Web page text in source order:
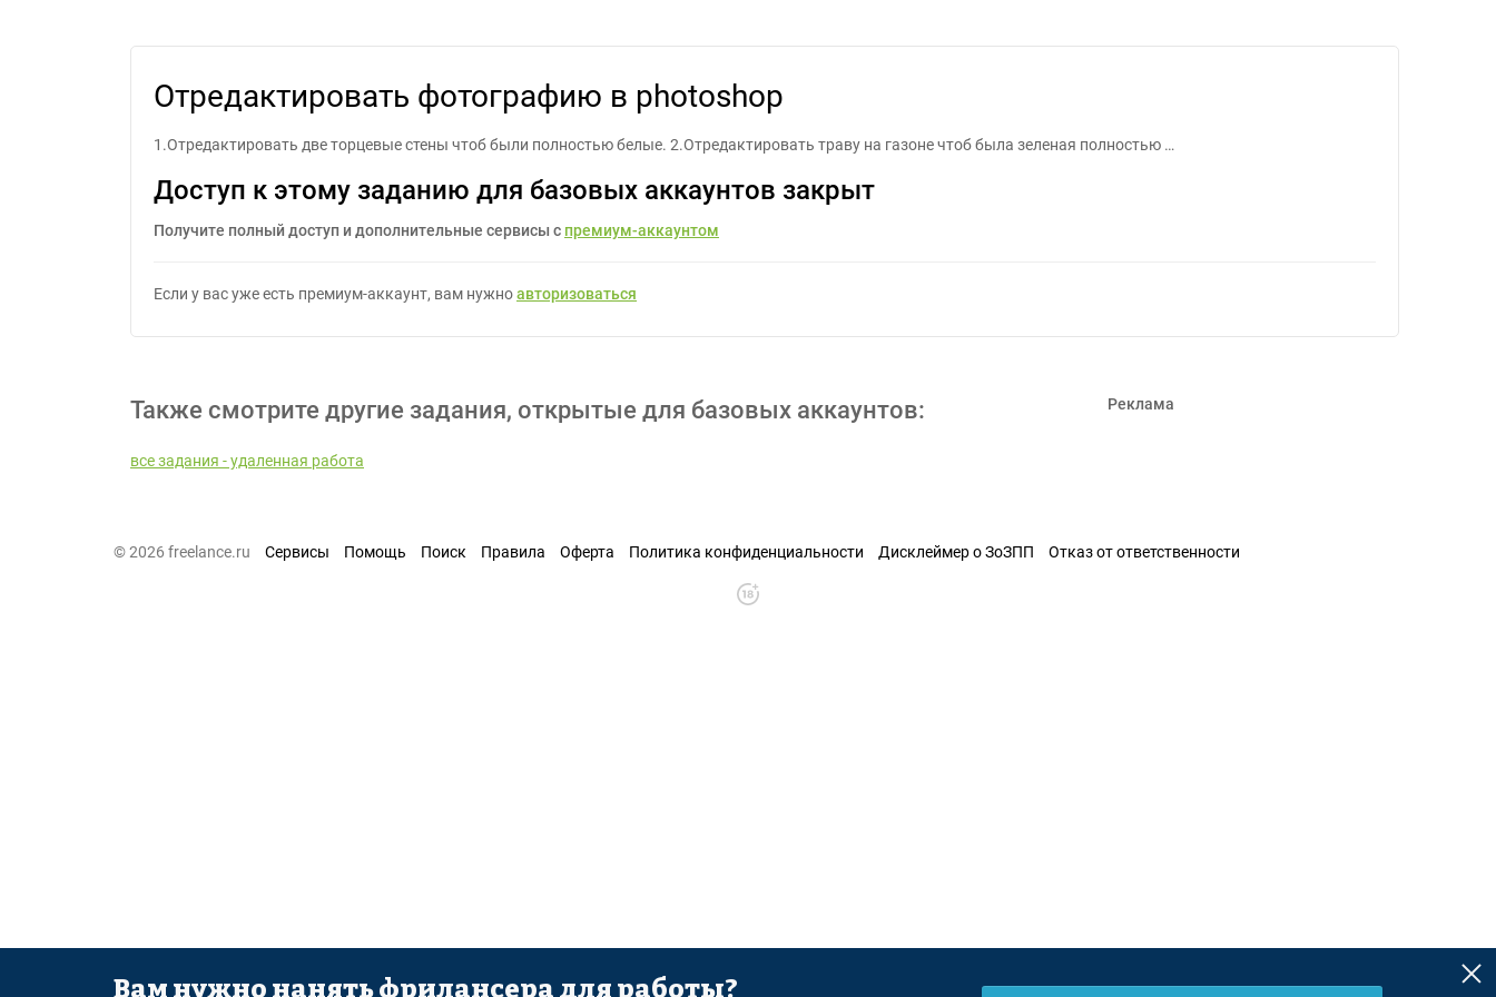
Отредактировать фотографию в photoshop
1.Отредактировать две торцевые стены чтоб были полностью белые. 2.Отредактировать траву на газоне чтоб была зеленая полностью …
Доступ к этому заданию для базовых аккаунтов закрыт
Получите полный доступ и дополнительные сервисы с премиум-аккаунтом
Если у вас уже есть премиум-аккаунт, вам нужноавторизоваться
Также смотрите другие задания, открытые для базовых аккаунтов:
все задания - удаленная работа
Реклама
© 2026 freelance.ru Сервисы Помощь Поиск Правила Оферта Политика конфиденциальности Дисклеймер о ЗоЗПП Отказ от ответственности
Вам нужно нанять фрилансера для работы?